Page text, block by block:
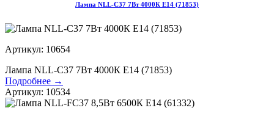
Лампа NLL-С37 7Вт 4000К Е14 (71853)
Артикул: 10654
Лампа NLL-С37 7Вт 4000К Е14 (71853)
Подробнее →
Артикул: 10534